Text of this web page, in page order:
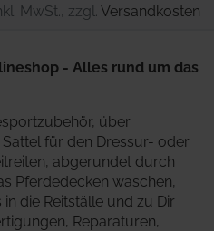
MwSt., zzgl. Versandkosten
- Alles rund um das
über
für den Dressur- oder
abgerundet durch
Pferdedecken waschen,
die Reitställe und zu Dir
Reparaturen,